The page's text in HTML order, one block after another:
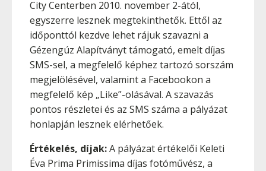
City Centerben 2010. november 2-ától,
egyszerre lesznek megtekinthetők. Ettől az
időponttól kezdve lehet rájuk szavazni a
Gézengúz Alapítványt támogató, emelt díjas
SMS-sel, a megfelelő képhez tartozó sorszám
megjelölésével, valamint a Facebookon a
megfelelő kép „Like”-olásával. A szavazás
pontos részletei és az SMS száma a pályázat
honlapján lesznek elérhetőek.
Értékelés, díjak:A pályázat értékelői Keleti
Éva Prima Primissima díjas fotóművész, a